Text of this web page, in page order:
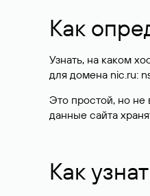
Как
Узнать, на каком
для домена nic.ru:
Это простой, но не
данные сайта
Как